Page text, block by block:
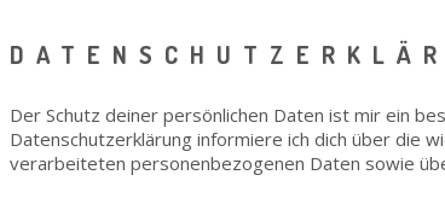
Der Schutz deiner persönlichen Daten ist mir ein
Datenschutzerklärung informiere ich dich über die
verarbeiteten personenbezogenen Daten sowie